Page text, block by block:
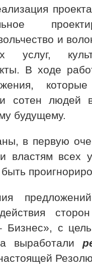
и
услуг,
В ходе
сотен людей
будущему.
в первую
властям всех
с
выработали